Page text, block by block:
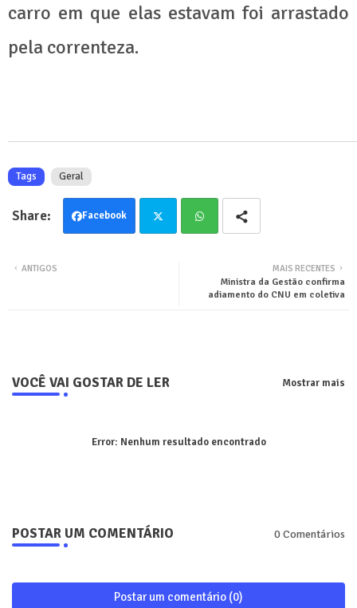
carro em que elas estavam foi arrastado
pela correnteza.
Tags Geral
Facebook
MAIS RECENTES
Ministra da Gestão confirma
adiamento do CNU em coletiva
ANTIGOS
VOCÊ VAI GOSTAR DE LER Mostrar mais
Error: Nenhum resultado encontrado
POSTAR UM COMENTÁRIO 0 Comentários
Postar um comentário (0)